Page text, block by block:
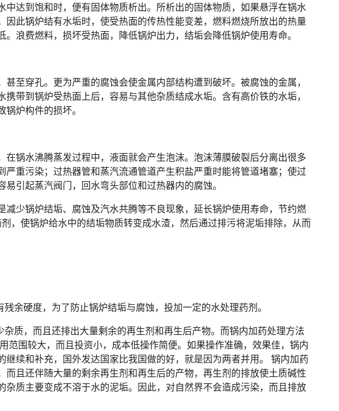
达到饱和时，便有固体物质析出。所析出的固体物质，如果悬浮在锅水
此锅炉结有水垢时，使受热面的传热性能变差，燃料燃烧所放出的热量
浪费燃料，损坏受热面，降低锅炉出力，结垢会降低锅炉使用寿命。
至穿孔。更为严重的腐蚀会使金属内部结构遭到破坏。被腐蚀的金属，
带到锅炉受热面上后，容易与其他杂质结成水垢。含有高价铁的水垢，
炉构件的损坏。
锅水沸腾蒸发过程中，液面就会产生泡沫。泡沫薄膜破裂后分离出很多
重污染；过热器管和蒸汽流通管道产生积盐严重时能将管道堵塞；使过
引起蒸汽阀门，回水弯头部位和过热器内的腐蚀。
少锅炉结垢、腐蚀及汽水共腾等不良现象，延长锅炉使用寿命，节约燃
，使锅炉给水中的结垢物质转变成水渣，然后通过排污将泥垢排除，从而
余硬度，为了防止锅炉结垢与腐蚀，投加一定的水处理药剂。
质，而且还排出大量剩余的再生剂和再生后产物。而锅内加药处理方法
围较大，而且投资小，成本低操作简便。如果操作准确，效果佳，锅内
续和补充，国外发达国家比我国做的好，就是因为两者并用。 锅内加药
且还伴随大量的剩余再生剂和再生后的产物，再生剂的排放使土质碱性
质主要变成不溶于水的泥垢。因此，对自然界不会造成污染，而且排放